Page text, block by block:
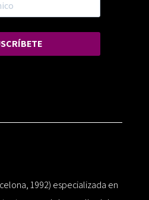
1992) especializada en